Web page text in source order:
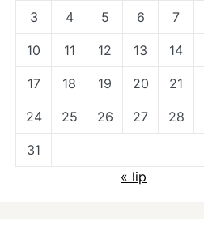
3 4 5 6 7
10 11 12 13 14
17 18 19 20 21
24 25 26 27 28
31
« lip